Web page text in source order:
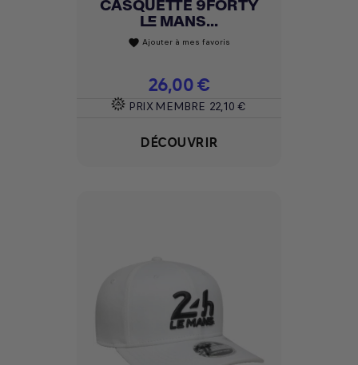
CASQUETTE 9FORTY
LE MANS...
favorite Ajouter à mes favoris
Prix
26,00 €
PRIX MEMBRE 22,10 €
DÉCOUVRIR